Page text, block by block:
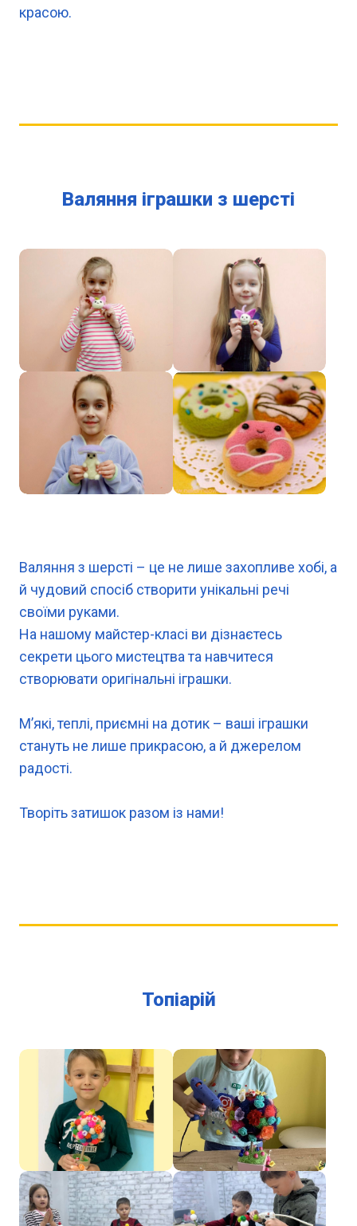
красою.
Валяння іграшки з шерсті
Валяння з шерсті – це не лише захопливе хобі, а
й чудовий спосіб створити унікальні речі
своїми руками.
На нашому майстер-класі ви дізнаєтесь
секрети цього мистецтва та навчитеся
створювати оригінальні іграшки.
М’які, теплі, приємні на дотик – ваші іграшки
стануть не лише прикрасою, а й джерелом
радості.
Творіть затишок разом із нами!
Топіарій